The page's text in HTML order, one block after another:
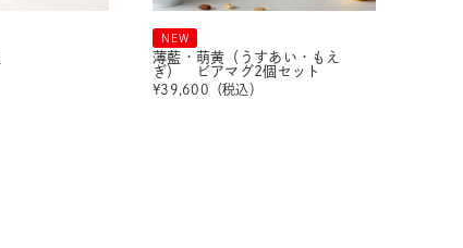
NEW
薄藍・萌黄（うすあい・もえ
ぎ） ビアマグ2個セット
¥39,600 （税込）